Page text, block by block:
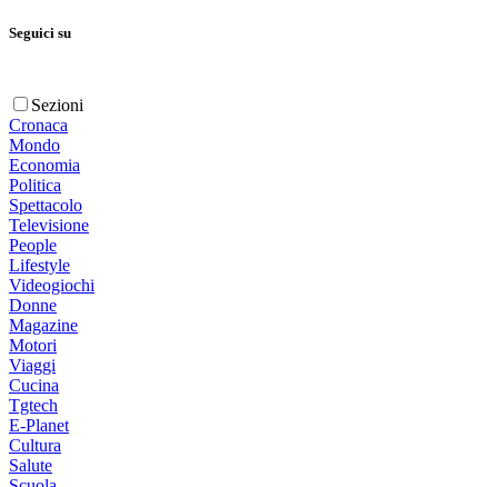
Seguici su
Sezioni
Cronaca
Mondo
Economia
Politica
Spettacolo
Televisione
People
Lifestyle
Videogiochi
Donne
Magazine
Motori
Viaggi
Cucina
Tgtech
E-Planet
Cultura
Salute